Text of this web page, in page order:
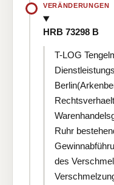
VERÄNDERUNGEN
HRB 73298 B
T-LOG
Ruhr
des